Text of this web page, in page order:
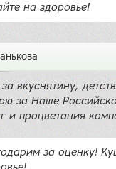
на здоровье!
вкуснятину,
за Наше
и процветания
за оценку!